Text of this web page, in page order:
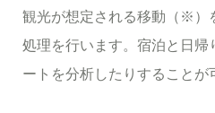
観光が想定される移動（※）
処理を行います。宿泊と日帰
ートを分析したりすることが